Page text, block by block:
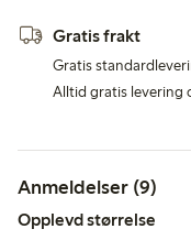
Gratis frakt
Gratis
Alltid gratis levering
Anmeldelser (9)
Opplevd størrelse